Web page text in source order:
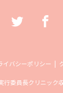
イバシーポリシー
行委員長クリニック